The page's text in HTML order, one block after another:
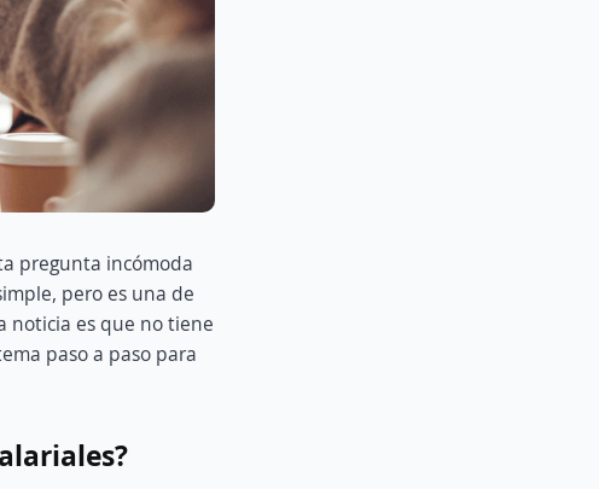
pregunta incómoda
pero es una de
noticia es que no tiene
paso a paso para